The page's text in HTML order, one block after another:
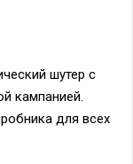
шутер с
кампанией.
для всех